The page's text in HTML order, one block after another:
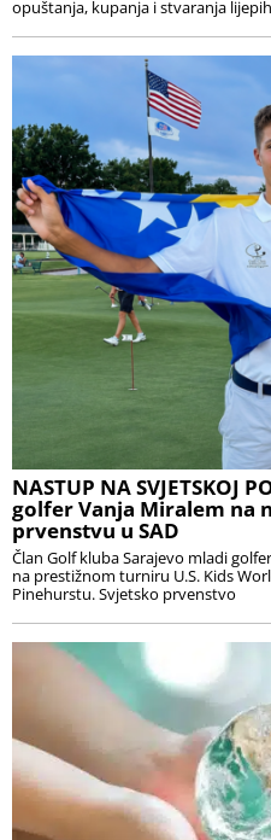
opuštanja, kupanja i stvaranja lijepih
NASTUP NA SVJETSKOJ
golfer Vanja Miralem na
prvenstvu u SAD
Član Golf kluba Sarajevo mladi
na prestižnom turniru U.S. Kids
Pinehurstu. Svjetsko prvenstvo